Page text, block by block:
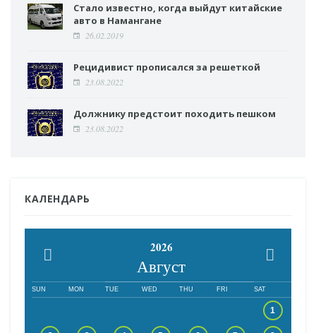
Стало известно, когда выйдут китайские
авто в Намангане
26.02.2019
Рецидивист прописался за решеткой
23.08.2022
Должнику предстоит походить пешком
23.08.2022
КАЛЕНДАРЬ
2026
Август
SUN MON TUE WED THU FRI SAT
1